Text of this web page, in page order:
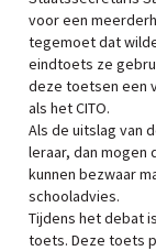
voor een
tegemoet dat
eindtoets ze
deze toetsen een
als het CITO.
Als de uitslag van
leraar, dan mogen
kunnen bezwaar
schooladvies.
Tijdens het debat
toets. Deze toets